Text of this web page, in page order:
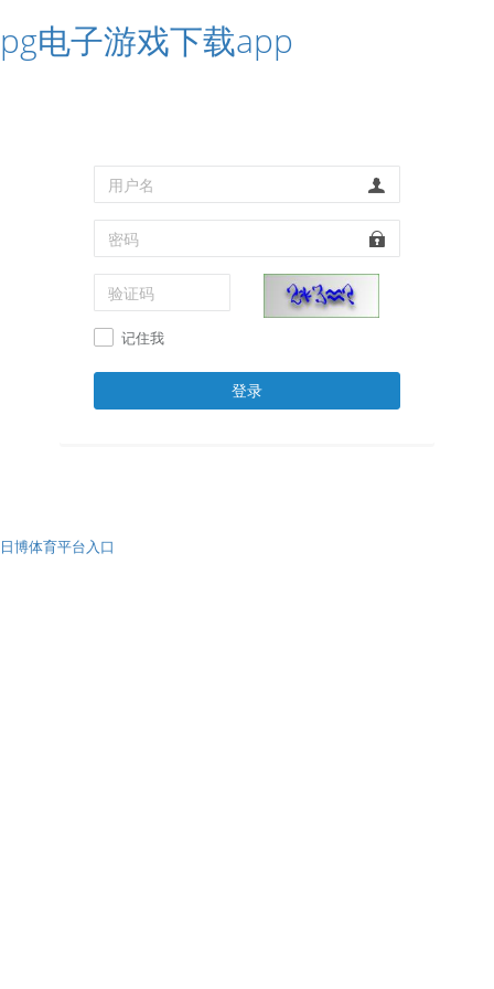
pg电子游戏下载app
记住我
登录
日博体育平台入口